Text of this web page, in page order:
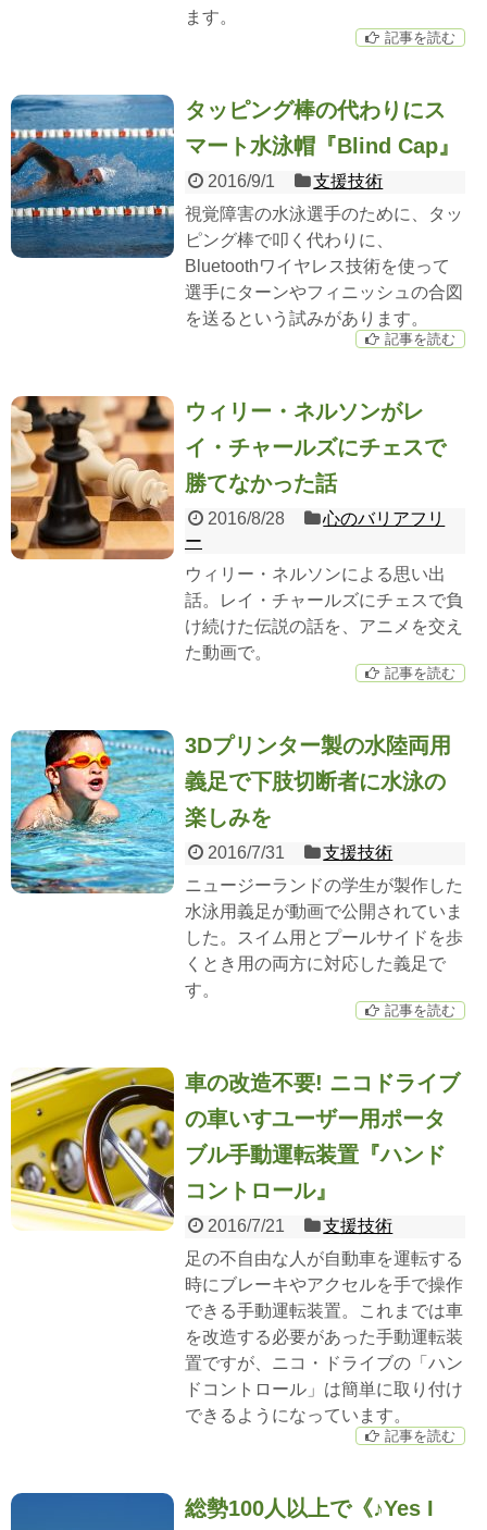
ます。
記事を読む
タッピング棒の代わりにス
マート水泳帽『Blind Cap』
2016/9/1
支援技術
視覚障害の水泳選手のために、タッ
ピング棒で叩く代わりに、
Bluetoothワイヤレス技術を使って
選手にターンやフィニッシュの合図
を送るという試みがあります。
記事を読む
ウィリー・ネルソンがレ
イ・チャールズにチェスで
勝てなかった話
2016/8/28
心のバリアフリ
ー
ウィリー・ネルソンによる思い出
話。レイ・チャールズにチェスで負
け続けた伝説の話を、アニメを交え
た動画で。
記事を読む
3Dプリンター製の水陸両用
義足で下肢切断者に水泳の
楽しみを
2016/7/31
支援技術
ニュージーランドの学生が製作した
水泳用義足が動画で公開されていま
した。スイム用とプールサイドを歩
くとき用の両方に対応した義足で
す。
記事を読む
車の改造不要! ニコドライブ
の車いすユーザー用ポータ
ブル手動運転装置『ハンド
コントロール』
2016/7/21
支援技術
足の不自由な人が自動車を運転する
時にブレーキやアクセルを手で操作
できる手動運転装置。これまでは車
を改造する必要があった手動運転装
置ですが、ニコ・ドライブの「ハン
ドコントロール」は簡単に取り付け
できるようになっています。
記事を読む
総勢100人以上で《♪Yes I